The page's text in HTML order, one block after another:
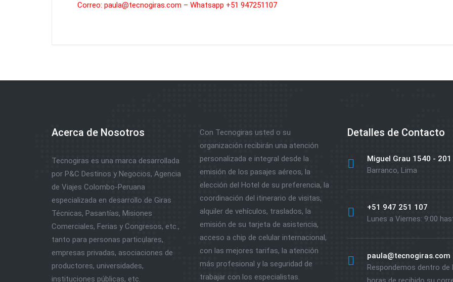
Correo: paula@tecnogiras.com – Whatsapp +51 947251107
Acerca de Nosotros
Tecnogiras es una marca desarrollada
por P&C Destinos y Negocios, Agencia
de Viajes Colombo-Peruana
especializada en desarrollo de Giras
Técnicas, Pasantías, Misiones
Comerciales, Ferias y Congresos, etc.,
tanto para personas particulares,
empresas privadas, asociaciones de
productores, universidades,
instituciones públicas, etc.
Con Tecnogiras usted o su
organización recibirán una atención
personalizada e integral desde la
emisión de los pasajes aéreos, la
elección del Hotel de su preferencia, la
coordinación del itinerario de visitas,
alquiler de vehículos, traslados, la
emisión de su tarjeta de asistencia,
acceso a chip de celular internacional,
con las mejores tarifas, la atención
más profesional y la seguridad de
trabajar con los especialistas.
Detalles de Contacto
Miguel Grau 1540 - 201
Barranco, Lima
+51 947 251 107
Lunes a Viernes: 9:00
paula@tecnogiras.com
Respondemos dentro de